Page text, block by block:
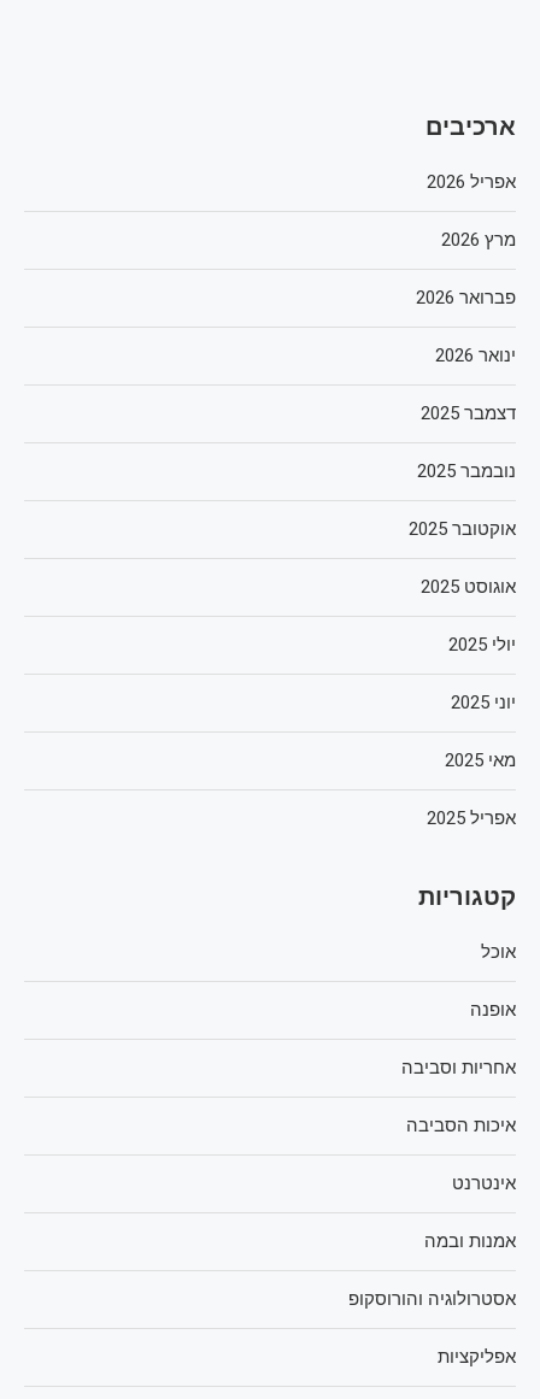
ארכיבים
אפריל 2026
מרץ 2026
פברואר 2026
ינואר 2026
דצמבר 2025
נובמבר 2025
אוקטובר 2025
אוגוסט 2025
יולי 2025
יוני 2025
מאי 2025
אפריל 2025
קטגוריות
אוכל
אופנה
אחריות וסביבה
איכות הסביבה
אינטרנט
אמנות ובמה
אסטרולוגיה והורוסקופ
אפליקציות